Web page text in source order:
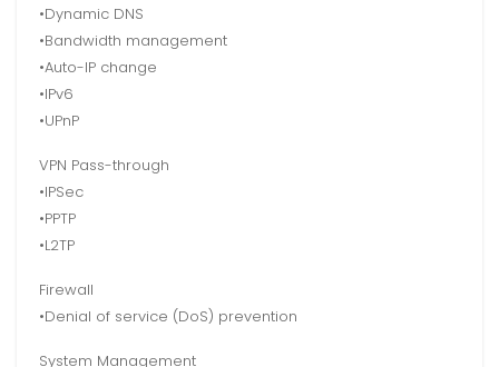
•Dynamic DNS
•Bandwidth management
•Auto-IP change
•IPv6
•UPnP
VPN Pass-through
•IPSec
•PPTP
•L2TP
Firewall
•Denial of service (DoS) prevention
System Management